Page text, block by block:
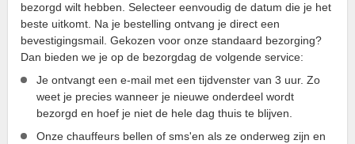
bezorgd wilt hebben. Selecteer eenvoudig de datum die je het
beste uitkomt. Na je bestelling ontvang je direct een
bevestigingsmail. Gekozen voor onze standaard bezorging?
Dan bieden we je op de bezorgdag de volgende service:
Je ontvangt een e-mail met een tijdvenster van 3 uur. Zo
weet je precies wanneer je nieuwe onderdeel wordt
bezorgd en hoef je niet de hele dag thuis te blijven.
Onze chauffeurs bellen of sms'en als ze onderweg zijn en